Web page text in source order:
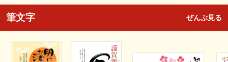
筆文字 ぜんぶ見る